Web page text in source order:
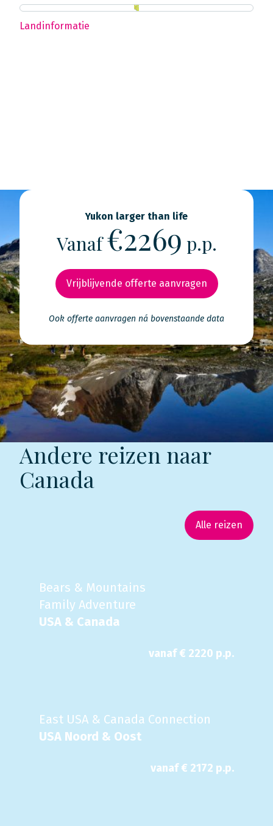
Landinformatie
Yukon larger than life
Vanaf€2269 p.p.
Vrijblijvende offerte aanvragen
Ook offerte aanvragen ná bovenstaande data
Andere reizen naar
Canada
Alle reizen
Bears & Mountains
Family Adventure
USA & Canada
vanaf € 2220 p.p.
East USA & Canada Connection
USA Noord & Oost
vanaf € 2172 p.p.